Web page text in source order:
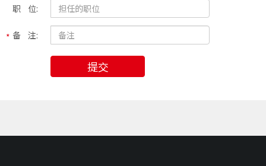
职 位:
备 注:
提交